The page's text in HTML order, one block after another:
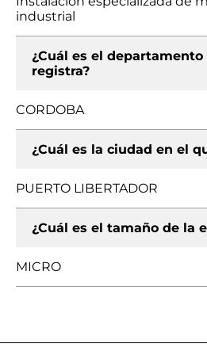
industrial
¿Cuál es el departamento
registra?
CORDOBA
¿Cuál es la ciudad en el
PUERTO LIBERTADOR
¿Cuál es el tamaño de la
MICRO